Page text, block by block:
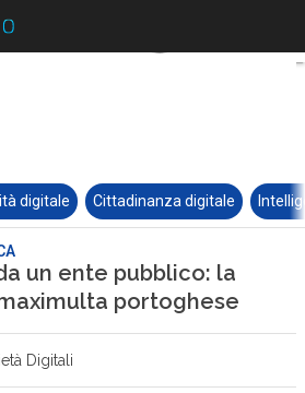
digitale Cittadinanza digitale
un ente pubblico: la
portoghese
Digitali